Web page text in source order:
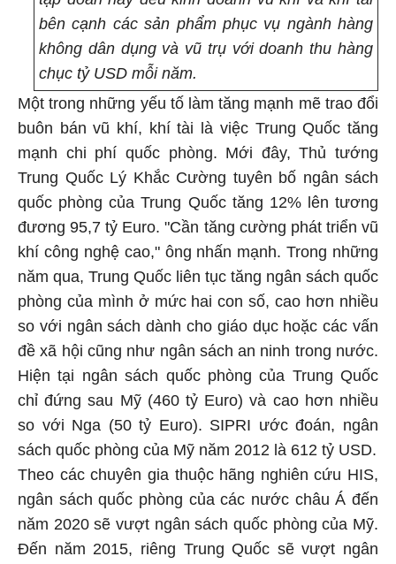
bên cạnh các sản phẩm phục vụ ngành hàng
không dân dụng và vũ trụ với doanh thu hàng
chục tỷ USD mỗi năm.
Một trong những yếu tố làm tăng mạnh mẽ trao đổi
buôn bán vũ khí, khí tài là việc Trung Quốc tăng
mạnh chi phí quốc phòng. Mới đây, Thủ tướng
Trung Quốc Lý Khắc Cường tuyên bố ngân sách
quốc phòng của Trung Quốc tăng 12% lên tương
đương 95,7 tỷ Euro. "Cần tăng cường phát triển vũ
khí công nghệ cao," ông nhấn mạnh. Trong những
năm qua, Trung Quốc liên tục tăng ngân sách quốc
phòng của mình ở mức hai con số, cao hơn nhiều
so với ngân sách dành cho giáo dục hoặc các vấn
đề xã hội cũng như ngân sách an ninh trong nước.
Hiện tại ngân sách quốc phòng của Trung Quốc
chỉ đứng sau Mỹ (460 tỷ Euro) và cao hơn nhiều
so với Nga (50 tỷ Euro). SIPRI ước đoán, ngân
sách quốc phòng của Mỹ năm 2012 là 612 tỷ USD.
Theo các chuyên gia thuộc hãng nghiên cứu HIS,
ngân sách quốc phòng của các nước châu Á đến
năm 2020 sẽ vượt ngân sách quốc phòng của Mỹ.
Đến năm 2015, riêng Trung Quốc sẽ vượt ngân